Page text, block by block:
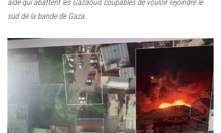
aide qui abattent les Gazaouis coupables de vouloir rejoindre le
sud de la bande de Gaza.